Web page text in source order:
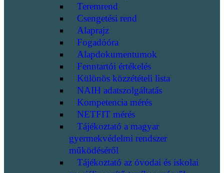
Teremrend
Csengetési rend
Alaprajz
Fogadóóra
Alapdokumentumok
Fenntartói értékelés
Különös közzétételi lista
NAIH adatszolgáltatás
Kompetencia mérés
NETFIT mérés
Tájékoztató a magyar
gyermekvédelmi rendszer
működéséről
Tájékoztató az óvodai és iskolai